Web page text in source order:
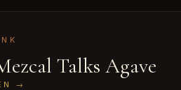
Talks Agave
→